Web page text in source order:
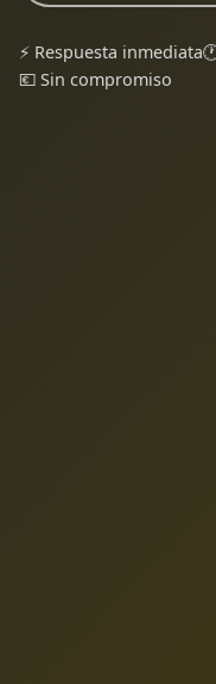
⚡ Respuesta inmediata
💶 Sin compromiso